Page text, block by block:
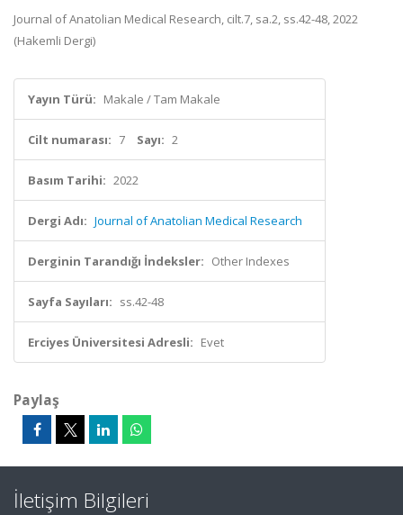
Journal of Anatolian Medical Research, cilt.7, sa.2, ss.42-48, 2022
(Hakemli Dergi)
Yayın Türü: Makale / Tam Makale
Cilt numarası: 7 Sayı: 2
Basım Tarihi: 2022
Dergi Adı: Journal of Anatolian Medical Research
Derginin Tarandığı İndeksler: Other Indexes
Sayfa Sayıları: ss.42-48
Erciyes Üniversitesi Adresli: Evet
Paylaş
İletişim Bilgileri